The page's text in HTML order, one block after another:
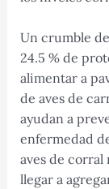
Un crumble
24.5 % de
alimentar a
de aves de
ayudan a
enfermedad
aves de
llegar a